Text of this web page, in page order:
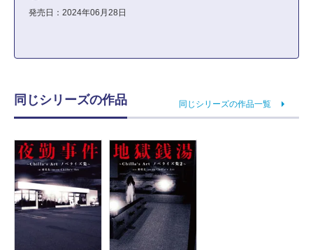
発売日：2024年06月28日
同じシリーズの作品 同じシリーズの作品一覧